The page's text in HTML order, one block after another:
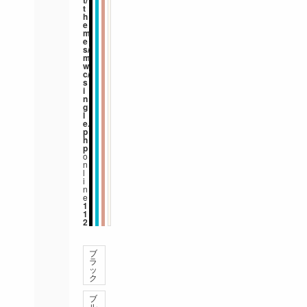
t
h
e
m
e
s/
m
w
c/
s
i
n
g
l
e.
p
h
p
o
n
l
i
n
e
1
1
2
ブ
ラ
ッ
ク
ブ